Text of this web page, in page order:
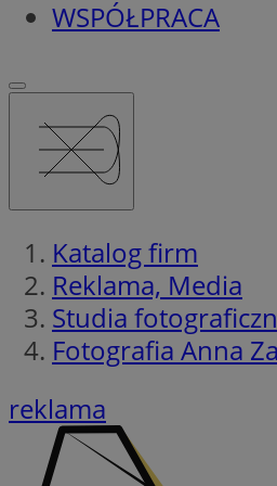
WSPÓŁPRACA
Katalog firm
Reklama, Media
Studia
Fotografia Anna
reklama